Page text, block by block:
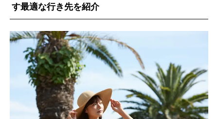
す最適な行き先を紹介